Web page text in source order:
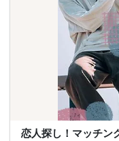
恋人探し！マッチン